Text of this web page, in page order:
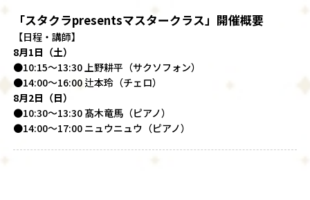
「スタクラpresentsマスタークラス」開催概要
【日程・講師】
8月1日（土）
●10:15～13:30 上野耕平（サクソフォン）
●14:00～16:00 辻本玲（チェロ）
8月2日（日）
●10:30～13:30 髙木竜馬（ピアノ）
●14:00～17:00 ニュウニュウ（ピアノ）